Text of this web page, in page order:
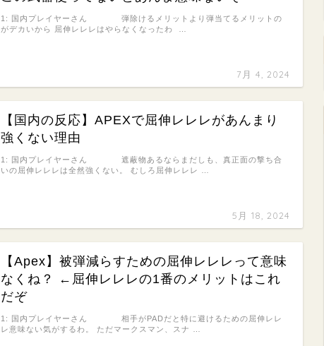
7月 4, 2024
1: 国内プレイヤーさん 弾除けるメリットより弾当てるメリットの
がデカいから 屈伸レレレはやらなくなったわ …
【国内の反応】APEXで屈伸レレレがあんまり
強くない理由
5月 18, 2024
1: 国内プレイヤーさん 遮蔽物あるならまだしも、真正面の撃ち合
いの屈伸レレレは全然強くない。 むしろ屈伸レレレ …
【Apex】被弾減らすための屈伸レレレって意味
なくね？ ←屈伸レレレの1番のメリットはこれ
だぞ
1: 国内プレイヤーさん 相手がPADだと特に避けるための屈伸レレ
レ意味ない気がするわ。 ただマークスマン、スナ …